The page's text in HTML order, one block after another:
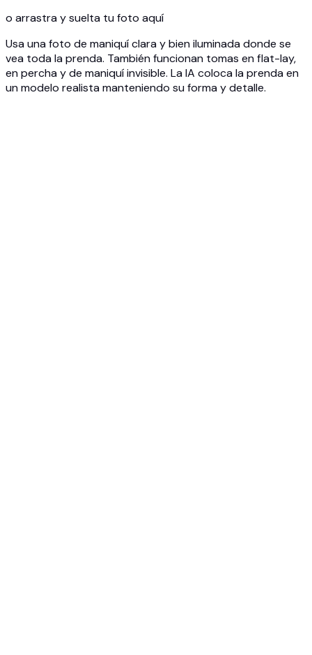
o arrastra y suelta tu foto aquí
Usa una foto de maniquí clara y bien iluminada donde se
vea toda la prenda. También funcionan tomas en flat-lay,
en percha y de maniquí invisible. La IA coloca la prenda en
un modelo realista manteniendo su forma y detalle.